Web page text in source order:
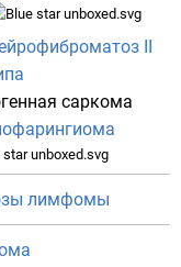
II
саркома
лимфомы